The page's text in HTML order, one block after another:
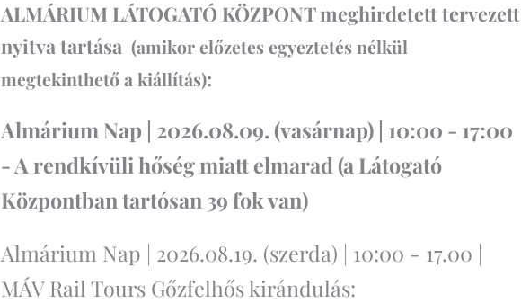
ALMÁRIUM LÁTOGATÓ KÖZPONT meghirdetett tervezett
nyitva tartása (amikor előzetes egyeztetés nélkül
megtekinthető a kiállítás):
Almárium Nap | 2026.08.09. (vasárnap) | 10:00 - 17:00
- A rendkívüli hőség miatt elmarad (a Látogató
Központban tartósan 39 fok van)
Almárium Nap | 2026.08.19. (szerda) | 10:00 - 17.00 |
MÁV Rail Tours Gőzfelhős kirándulás: